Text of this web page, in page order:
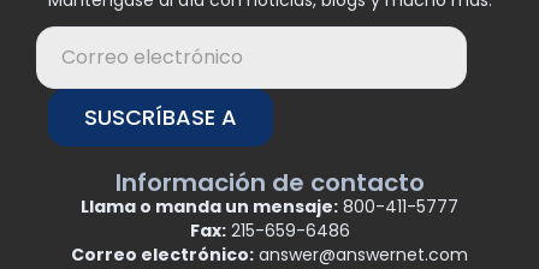
SUSCRÍBASE A
Información de contacto
Llama o manda un mensaje: 800-411-5777
Fax:215-659-6486
Correo electrónico: answer@answernet.com